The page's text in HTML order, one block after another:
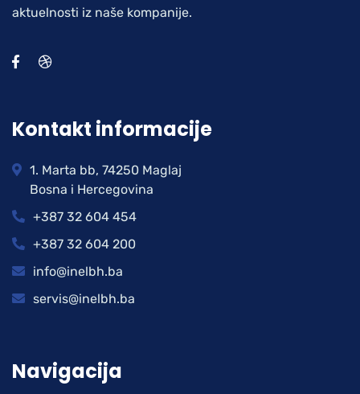
aktuelnosti iz naše kompanije.
Kontakt informacije
1. Marta bb, 74250 Maglaj
Bosna i Hercegovina
+387 32 604 454
+387 32 604 200
info@inelbh.ba
servis@inelbh.ba
Navigacija